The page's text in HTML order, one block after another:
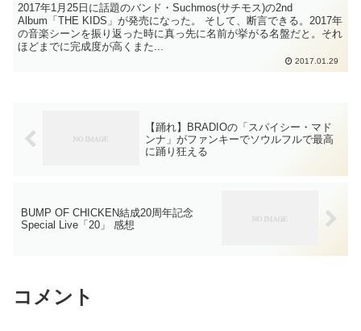
2017年1月25日に話題のバンド・Suchmos(サチモス)の2nd
Album「THE KIDS」が発売になった。 そして、断言できる。2017年
の音楽シーンを振り返った時に真っ先に名前が挙がる名盤だと。それ
ほどまでに完成度が高くまた...
2017.01.29
【踊れ】BRADIOの「スパイシー・マド
ンナ」がファンキーでソウルフルで最高
に踊り狂える
BUMP OF CHICKEN結成20周年記念
Special Live「20」 感想
コメント